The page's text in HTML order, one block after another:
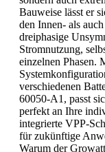
Bauweise lässt er
den Innen- als
dreiphasige
Stromnutzung,
einzelnen Phasen.
verschiedenen
60050-A1, passt
perfekt an Ihre
integrierte VPP-
für zukünftige
Warum der